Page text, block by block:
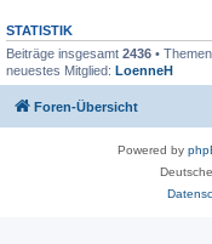
STATISTIK
Beiträge insgesamt 2436 •
neuestes Mitglied: LoenneH
Foren-Übersicht
Powered by